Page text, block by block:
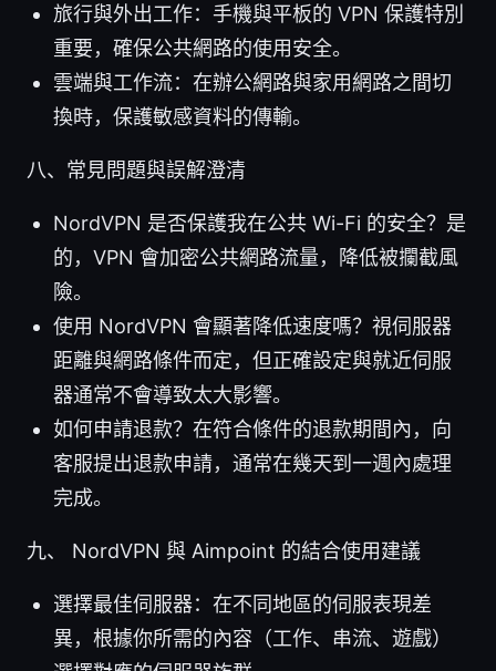
旅行與外出工作：手機與平板的 VPN 保護特別
重要，確保公共網路的使用安全。
雲端與工作流：在辦公網路與家用網路之間切
換時，保護敏感資料的傳輸。
八、常見問題與誤解澄清
NordVPN 是否保護我在公共 Wi-Fi 的安全？是
的，VPN 會加密公共網路流量，降低被攔截風
險。
使用 NordVPN 會顯著降低速度嗎？視伺服器
距離與網路條件而定，但正確設定與就近伺服
器通常不會導致太大影響。
如何申請退款？在符合條件的退款期間內，向
客服提出退款申請，通常在幾天到一週內處理
完成。
九、 NordVPN 與 Aimpoint 的結合使用建議
選擇最佳伺服器：在不同地區的伺服表現差
異，根據你所需的內容（工作、串流、遊戲）